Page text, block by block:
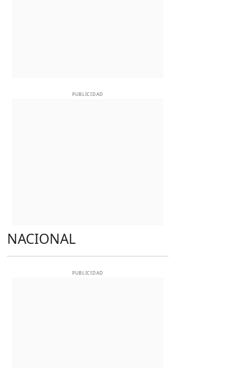
PUBLICIDAD
NACIONAL
PUBLICIDAD